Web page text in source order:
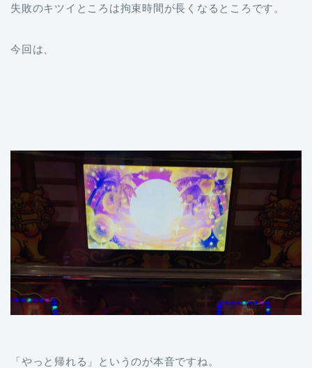
失敗のキツイところは拘束時間が長くなるところです。
今回は、
「やっと帰れる」というのが本音ですね。